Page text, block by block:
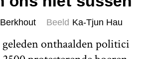
Beeld Ka-Tjun Hau
onthaalden politici